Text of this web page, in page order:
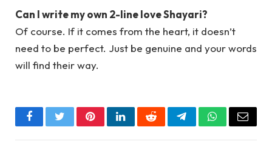
Can I write my own 2-line love Shayari?
Of course. If it comes from the heart, it doesn’t
need to be perfect. Just be genuine and your words
will find their way.
FacebookTwitterPinterestLinkedInRedditTelegramWhatsApp
Email